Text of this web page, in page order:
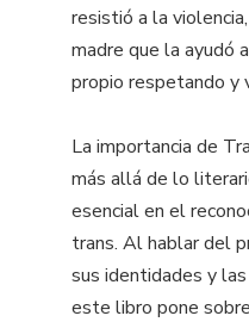
resistió a la
madre que la ayudó
propio respetando y
La importancia de
más allá de lo
esencial en el
trans. Al hablar del
sus identidades y
este libro pone